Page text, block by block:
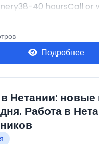
40 hoursCall or
Подробнее
Нетании: новые
Работа в